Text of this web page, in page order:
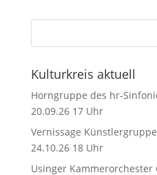
Kulturkreis aktuell
Horngruppe des hr-
20.09.26 17 Uhr
Vernissage
24.10.26 18 Uhr
Usinger Kammerorchester